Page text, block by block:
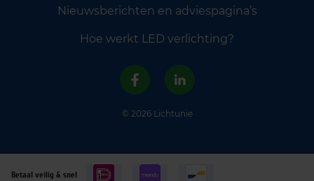
Nieuwsberichten en adviespagina’s
Hoe werkt LED verlichting?
© 2026 Lichtunie
Betaal veilig & snel